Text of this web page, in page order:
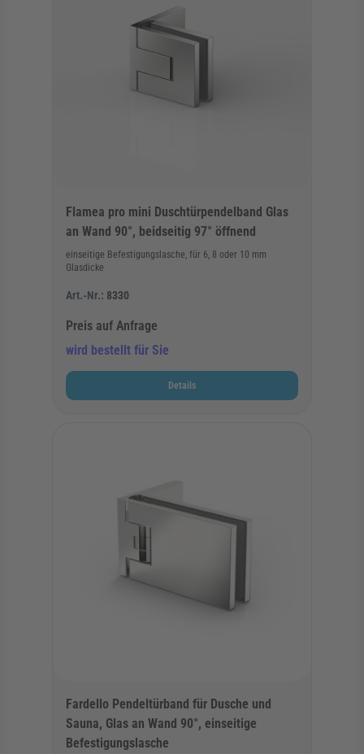
Flamea pro mini Duschtürpendelband Glas
an Wand 90°, beidseitig 97° öffnend
einseitige Befestigungslasche, für 6, 8 oder 10 mm
Glasdicke
Art.-Nr.: 8330
Preis auf Anfrage
wird bestellt für Sie
Details
Fardello Pendeltürband für Dusche und
Sauna, Glas an Wand 90°, einseitige
Befestigungslasche